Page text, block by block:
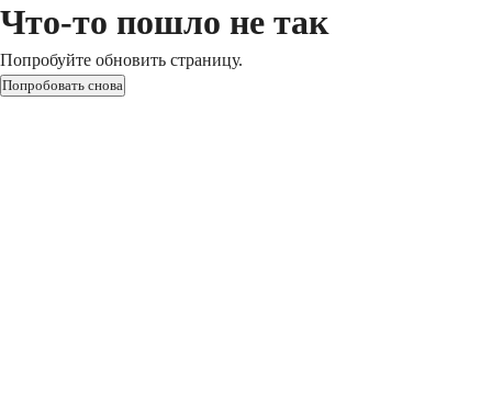
Что-то пошло не так
Попробуйте обновить страницу.
Попробовать снова